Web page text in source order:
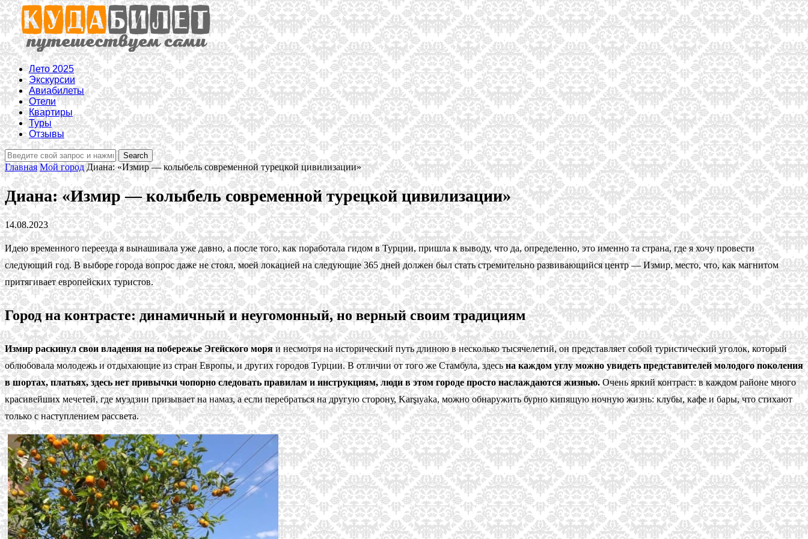
Лето 2025
Экскурсии
Авиабилеты
Отели
Квартиры
Туры
Отзывы
Главная Мой город Диана: «Измир — колыбель современной турецкой цивилизации»
Диана: «Измир — колыбель современной турецкой цивилизации»
14.08.2023
Идею временного переезда я вынашивала уже давно, а после того, как поработала гидом в Турции, пришла к выводу, что да, определенно, это именно та страна, где я хочу провести
следующий год. В выборе города вопрос даже не стоял, моей локацией на следующие 365 дней должен был стать стремительно развивающийся центр — Измир, место, что, как магнитом
притягивает европейских туристов.
Город на контрасте: динамичный и неугомонный, но верный своим традициям
Измир раскинул свои владения на побережье Эгейского моряи несмотря на исторический путь длиною в несколько тысячелетий, он представляет собой туристический уголок, который
облюбовала молодежь и отдыхающие из стран Европы, и других городов Турции. В отличии от того же Стамбула, здесьна каждом углу можно увидеть представителей молодого поколения
в шортах, платьях, здесь нет привычки чопорно следовать правилам и инструкциям, люди в этом городе просто наслаждаются жизнью. Очень яркий контраст: в каждом районе много
красивейших мечетей, где муэдзин призывает на намаз, а если перебраться на другую сторону, Karşıyaka, можно обнаружить бурно кипящую ночную жизнь: клубы, кафе и бары, что стихают
только с наступлением рассвета.